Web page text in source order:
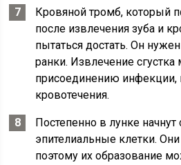
Кровяной тромб, который
после извлечения зуба и
пытаться достать. Он
ранки. Извлечение
присоединению инфекции,
кровотечения.
Постепенно в лунке
эпителиальные клетки.
поэтому их образование